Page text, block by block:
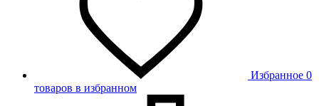
Избранное 0
товаров в избранном